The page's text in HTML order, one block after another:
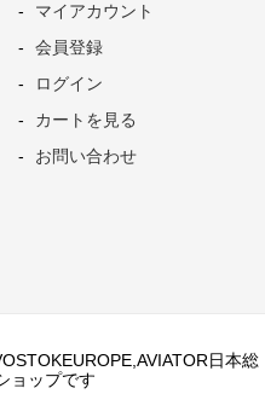
マイアカウント
会員登録
ログイン
カートを見る
お問い合わせ
日本総
ョップです